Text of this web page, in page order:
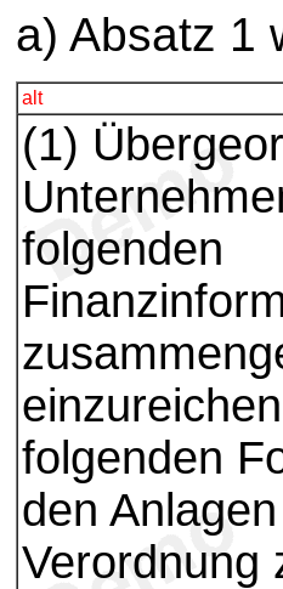
a) Absatz 1
alt
(1)
folgenden
folgenden
den
Verordnung